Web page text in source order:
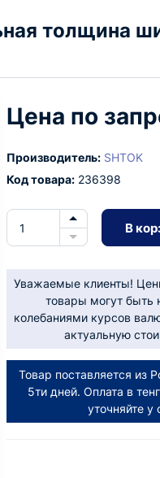
толщина
Цена по
Производитель: SHTOK
Код товара:236398
В
Уважаемые клиенты!
товары могут быть
колебаниями курсов
актуальную
Товар поставляется из
5ти дней. Оплата в
уточняйте у